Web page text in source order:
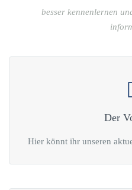
besser kennenlernen
Der
Hier könnt ihr unseren